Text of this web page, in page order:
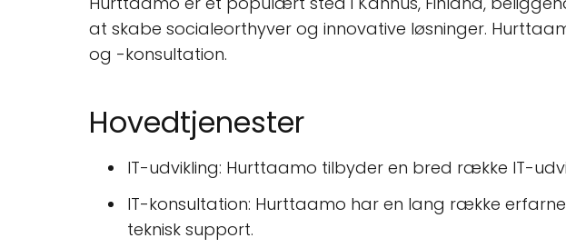
at skabe socialeorthyver og innovative løsninger.
og -konsultation.
Hovedtjenester
IT-udvikling: Hurttaamo tilbyder en bred række IT-
IT-konsultation: Hurttaamo har en lang række
teknisk support.